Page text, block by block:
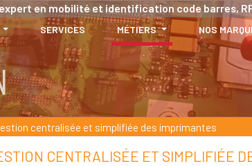
en mobilité et identification code barres,
SERVICES MÉTIERS NOS
centralisée et simplifiée des imprimantes
CENTRALISÉE ET SIMPLIFIÉE